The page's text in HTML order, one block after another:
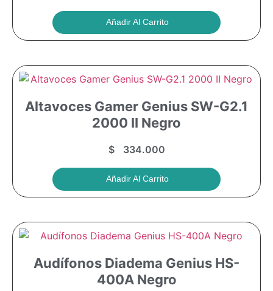
Añadir Al Carrito
Altavoces Gamer Genius SW-G2.1
2000 II Negro
$334.000
Añadir Al Carrito
Audífonos Diadema Genius HS-
400A Negro